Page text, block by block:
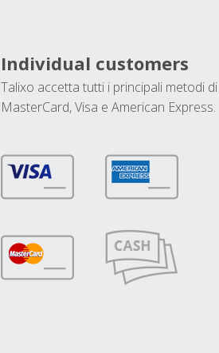
Individual customers
Talixo accetta tutti i principali metodi
MasterCard, Visa e American Express.